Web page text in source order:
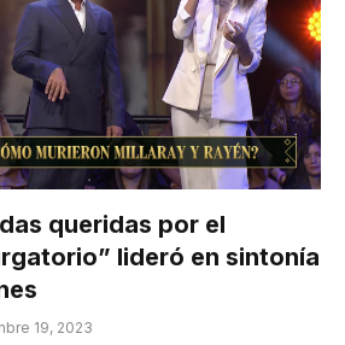
queridas por el
lideró en sintonía
19, 2023